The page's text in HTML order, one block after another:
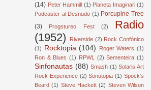
(14) Peter Hammill (1) Planeta Imaginari (1)
Podcaster al Desnudo (1) Porcupine Tree
(3)
Progstureo Fest (2)
Radio
(1952)
Riverside (2) Rock Confónico
(1) Rocktopia (104) Roger Waters (1)
Ron & Blues (1) RPWL (2) Sementeira (1)
Sinfonautas (88) Smash (1) Solaris Art
Rock Experience (2) Sonutopia (1) Spock's
Beard (1) Steve Hackett (2) Steven Wilson